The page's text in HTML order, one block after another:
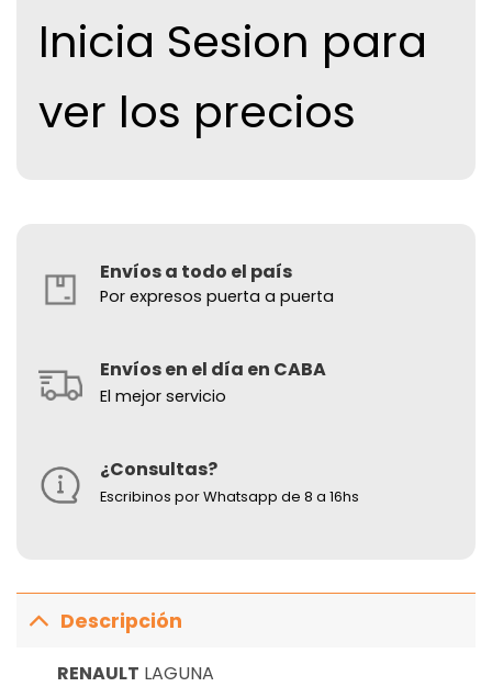
Inicia Sesion para
ver los precios
Envíos a todo el país
Por expresos puerta a puerta
Envíos en el día en CABA
El mejor servicio
¿Consultas?
Escribinos por Whatsapp de 8 a 16hs
Descripción
RENAULT LAGUNA